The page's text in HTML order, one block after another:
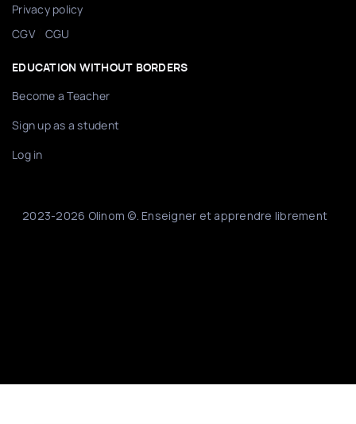
Privacy policy
CGV/ CGU
EDUCATION WITHOUT BORDERS
Become a Teacher
Sign up as a student
Log in
2023-2026 Olinom ©. Enseigner et apprendre librement